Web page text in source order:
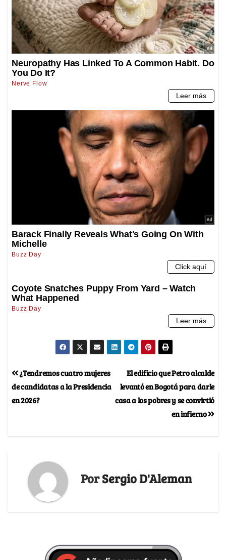
El edificio que Petro alcalde
levantó en Bogotá para darle
casa a los pobres y se convirtió
en infierno
¿Tendremos cuatro mujeres
de candidatas a la Presidencia
en 2026?
PorSergio D'Aleman